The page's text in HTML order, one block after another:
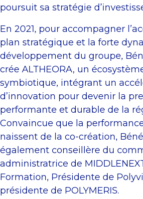
poursuit sa stratégie
En 2021, pour accompagner
plan stratégique et la forte
développement du groupe,
crée ALTHEORA, un
symbiotique, intégrant un
d’innovation pour devenir la
performante et durable de la
Convaincue que la
naissent de la co-création,
également conseillère du
administratrice de
Formation, Présidente de
présidente de POLYMERIS.